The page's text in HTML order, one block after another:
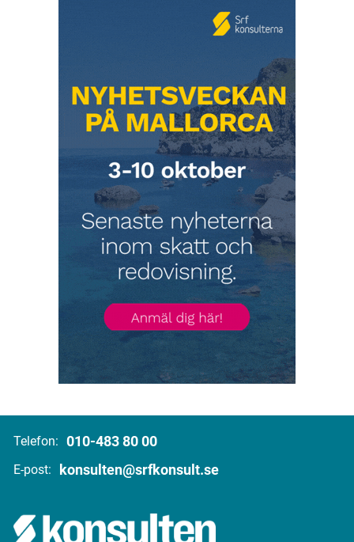
Telefon: 010-483 80 00
E-post: konsulten@srfkonsult.se